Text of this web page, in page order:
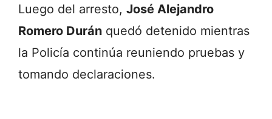
Luego del arresto, José Alejandro
Romero Durán quedó detenido mientras
la Policía continúa reuniendo pruebas y
tomando declaraciones.